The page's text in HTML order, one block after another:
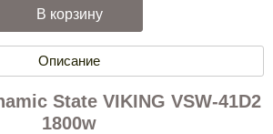
Описание
State VIKING VSW-41D2
1800w